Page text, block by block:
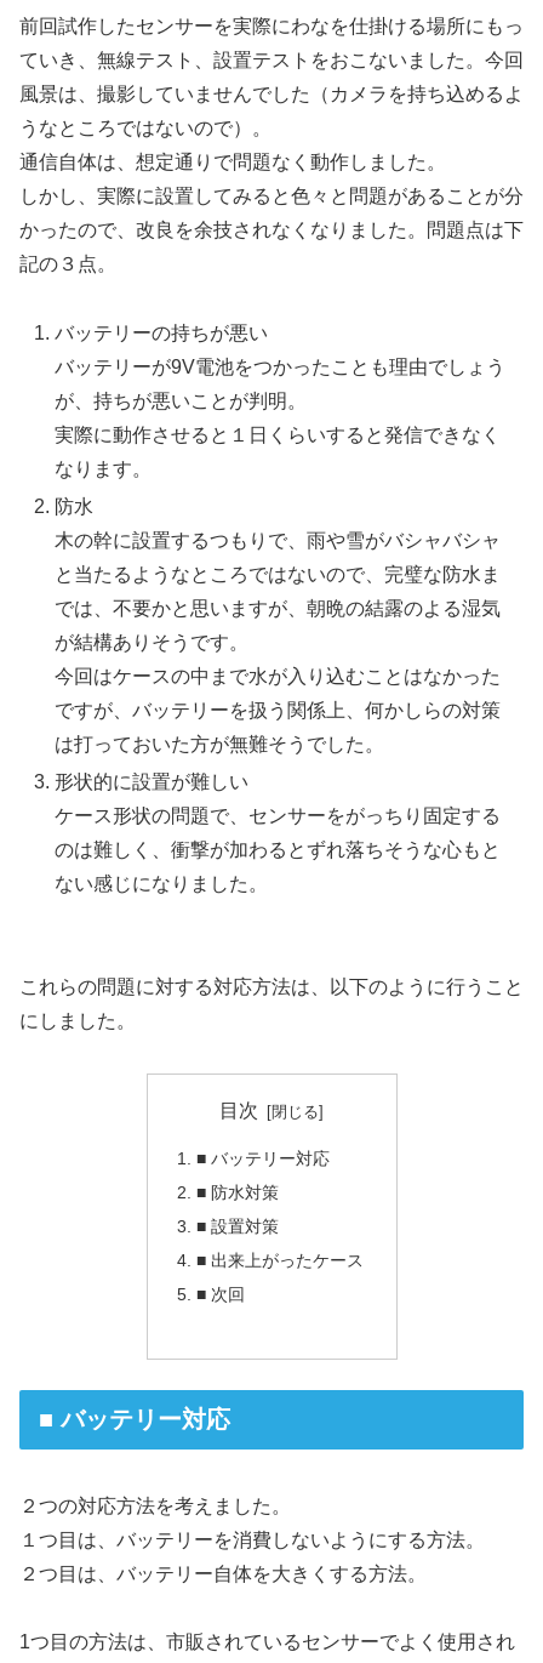
前回試作したセンサーを実際にわなを仕掛ける場所にもっ
ていき、無線テスト、設置テストをおこないました。今回
風景は、撮影していませんでした（カメラを持ち込めるよ
うなところではないので）。
通信自体は、想定通りで問題なく動作しました。
しかし、実際に設置してみると色々と問題があることが分
かったので、改良を余技されなくなりました。問題点は下
記の３点。
バッテリーの持ちが悪い
バッテリーが9V電池をつかったことも理由でしょう
が、持ちが悪いことが判明。
実際に動作させると１日くらいすると発信できなく
なります。
防水
木の幹に設置するつもりで、雨や雪がバシャバシャ
と当たるようなところではないので、完璧な防水ま
では、不要かと思いますが、朝晩の結露のよる湿気
が結構ありそうです。
今回はケースの中まで水が入り込むことはなかった
ですが、バッテリーを扱う関係上、何かしらの対策
は打っておいた方が無難そうでした。
形状的に設置が難しい
ケース形状の問題で、センサーをがっちり固定する
のは難しく、衝撃が加わるとずれ落ちそうな心もと
ない感じになりました。
これらの問題に対する対応方法は、以下のように行うこと
にしました。
目次
■ バッテリー対応
■ 防水対策
■ 設置対策
■ 出来上がったケース
■ 次回
■ バッテリー対応
２つの対応方法を考えました。
１つ目は、バッテリーを消費しないようにする方法。
２つ目は、バッテリー自体を大きくする方法。
1つ目の方法は、市販されているセンサーでよく使用され